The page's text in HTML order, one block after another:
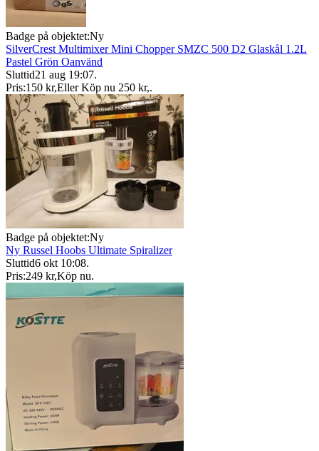
Badge på objektet:Ny
SilverCrest Multimixer Mini Chopper SMZC 500 D2 Glaskål 1.2L
Pastel Grön Oanvänd
Sluttid21 aug 19:07.
Pris:150 kr,Eller Köp nu 250 kr,.
Badge på objektet:Ny
Ny Russel Hoobs Ultimate Spiralizer
Sluttid6 okt 10:08.
Pris:249 kr,Köp nu.